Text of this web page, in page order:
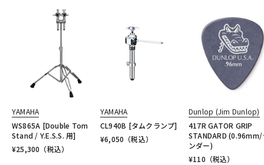
YAMAHA
WS865A [Double Tom
Stand / Y.E.S.S. 用]
¥25,300 （税込）
YAMAHA
CL940B [タムクランプ]
¥6,050 （税込）
Dunlop (Jim Dunlop)
417R GATOR GRIP
STANDARD (0.96mm/
ンダー)
¥110 （税込）